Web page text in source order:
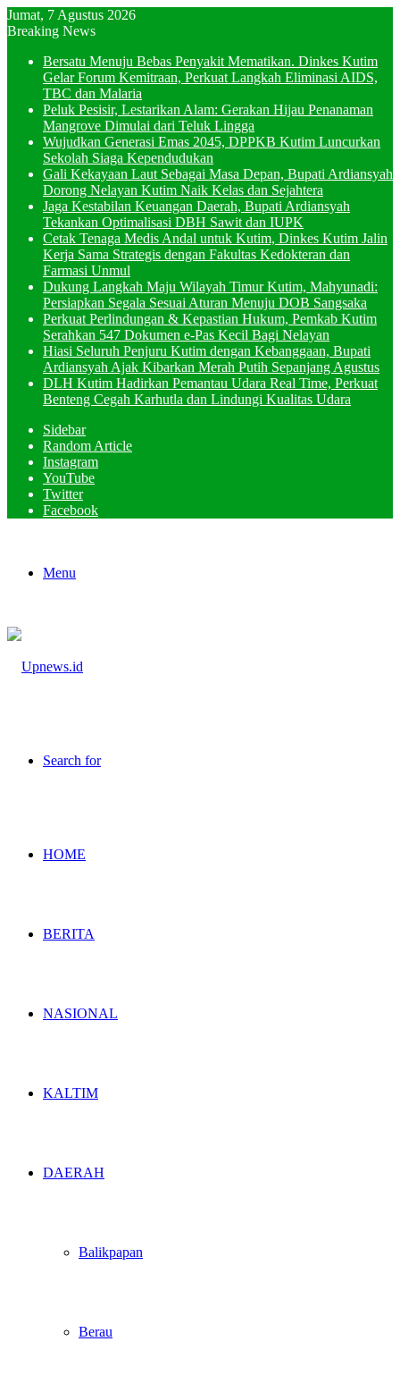
Jumat, 7 Agustus 2026
Breaking News
Bersatu Menuju Bebas Penyakit Mematikan. Dinkes Kutim
Gelar Forum Kemitraan, Perkuat Langkah Eliminasi AIDS,
TBC dan Malaria
Peluk Pesisir, Lestarikan Alam: Gerakan Hijau Penanaman
Mangrove Dimulai dari Teluk Lingga
Wujudkan Generasi Emas 2045, DPPKB Kutim Luncurkan
Sekolah Siaga Kependudukan
Gali Kekayaan Laut Sebagai Masa Depan, Bupati Ardiansyah
Dorong Nelayan Kutim Naik Kelas dan Sejahtera
Jaga Kestabilan Keuangan Daerah, Bupati Ardiansyah
Tekankan Optimalisasi DBH Sawit dan IUPK
Cetak Tenaga Medis Andal untuk Kutim, Dinkes Kutim Jalin
Kerja Sama Strategis dengan Fakultas Kedokteran dan
Farmasi Unmul
Dukung Langkah Maju Wilayah Timur Kutim, Mahyunadi:
Persiapkan Segala Sesuai Aturan Menuju DOB Sangsaka
Perkuat Perlindungan & Kepastian Hukum, Pemkab Kutim
Serahkan 547 Dokumen e-Pas Kecil Bagi Nelayan
Hiasi Seluruh Penjuru Kutim dengan Kebanggaan, Bupati
Ardiansyah Ajak Kibarkan Merah Putih Sepanjang Agustus
DLH Kutim Hadirkan Pemantau Udara Real Time, Perkuat
Benteng Cegah Karhutla dan Lindungi Kualitas Udara
Sidebar
Random Article
Instagram
YouTube
Twitter
Facebook
Menu
Search for
HOME
BERITA
NASIONAL
KALTIM
DAERAH
Balikpapan
Berau